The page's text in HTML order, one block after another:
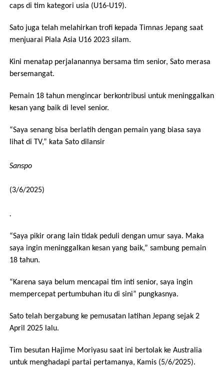
caps di tim kategori usia (U16-U19).
Sato juga telah melahirkan trofi kepada Timnas Jepang saat
menjuarai Piala Asia U16 2023 silam.
Kini menatap perjalanannya bersama tim senior, Sato merasa
bersemangat.
Pemain 18 tahun mengincar berkontribusi untuk meninggalkan
kesan yang baik di level senior.
“Saya senang bisa berlatih dengan pemain yang biasa saya
lihat di TV,” kata Sato dilansir
Sanspo
(3/6/2025)
.
“Saya pikir orang lain tidak peduli dengan umur saya. Maka
saya ingin meninggalkan kesan yang baik,” sambung pemain
18 tahun.
“Karena saya belum mencapai tim inti senior, saya ingin
mempercepat pertumbuhan itu di sini” pungkasnya.
Sato telah bergabung ke pemusatan latihan Jepang sejak 2
April 2025 lalu.
Tim besutan Hajime Moriyasu saat ini bertolak ke Australia
untuk menghadapi partai pertamanya, Kamis (5/6/2025).